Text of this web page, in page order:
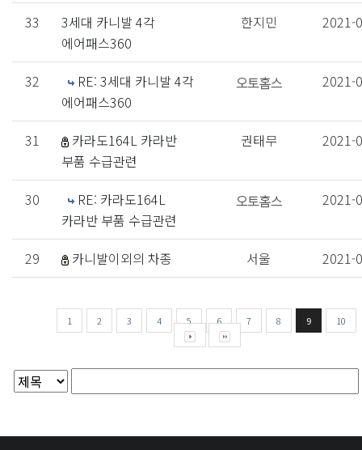
33
3세대 카니발 4각
에어패스360
한지민 2021-
32
RE: 3세대 카니발 4각
에어패스360
2021-
31
카라도164L 카라반
부품 수급관련
권태무 2021-
30
RE: 카라도164L
카라반 부품 수급관련
2021-
29 카니발이외의 차종 서울 2021-
1 2 3 4 5 6 7 8 9 10